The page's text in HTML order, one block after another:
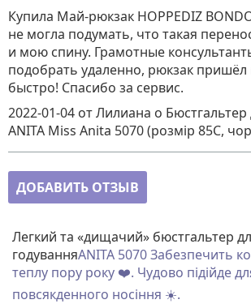
Купила Май-рюкзак HOPPEDIZ
не могла подумать, что такая
и мою спину. Грамотные
подобрать удаленно, рюкзак
быстро! Спасибо за сервис.
2022-01-04 от Лилиана о Бюстгальтер
ANITA Miss Anita 5070 (розмір 85C,
ДОБАВИТЬ ОТЗЫВ
Легкий та «дищачий» бюстгальтер
годуванняANITA 5070 Забезпечить
теплу пору року ❤️. Чудово підійде
повсякденного носіння ☀️.